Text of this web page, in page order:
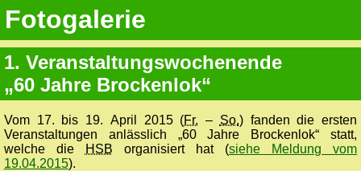
Fotogalerie
1. Veranstaltungswochenende
„60 Jahre Brockenlok“
Vom 17. bis 19. April 2015 (Fr. – So.) fanden die ersten
Veranstaltungen anlässlich „60 Jahre Brockenlok“ statt,
welche die
HSB organisiert hat (siehe Meldung vom
19.04.2015).